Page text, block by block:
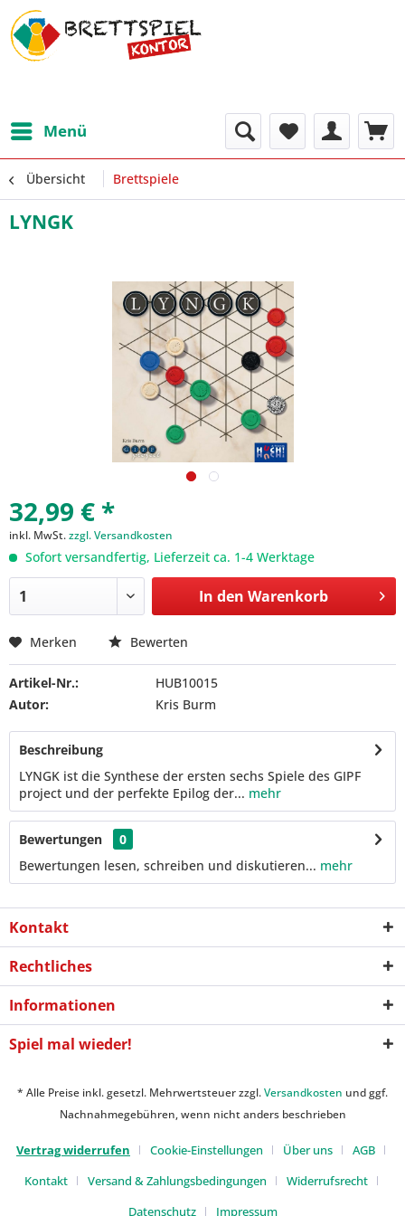
Menü
Übersicht Brettspiele
LYNGK
32,99 € *
inkl. MwSt.zzgl. Versandkosten
Sofort versandfertig, Lieferzeit ca. 1-4 Werktage
In den Warenkorb
Merken Bewerten
Artikel-Nr.:
HUB10015
Autor:
Kris Burm
Beschreibung
LYNGK ist die Synthese der ersten sechs Spiele des GIPF
project und der perfekte Epilog der... mehr
Bewertungen
0
Bewertungen lesen, schreiben und diskutieren... mehr
Kontakt
Rechtliches
Informationen
Spiel mal wieder!
* Alle Preise inkl. gesetzl. Mehrwertsteuer zzgl.Versandkosten und ggf.
Nachnahmegebühren, wenn nicht anders beschrieben
Vertrag widerrufen Cookie-Einstellungen Über uns
AGB
Kontakt
Versand & Zahlungsbedingungen
Widerrufsrecht
Datenschutz
Impressum